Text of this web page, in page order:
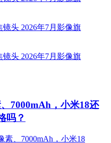
7000mAh，小米18还
吗？